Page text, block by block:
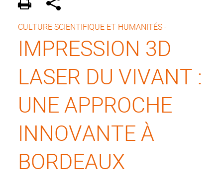
CULTURE SCIENTIFIQUE ET HUMANITÉS -
IMPRESSION 3D
LASER DU VIVANT :
UNE APPROCHE
INNOVANTE À
BORDEAUX